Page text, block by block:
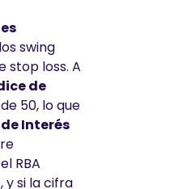
swing
stop loss. A
de
50, lo que
Interés
RBA
si la cifra